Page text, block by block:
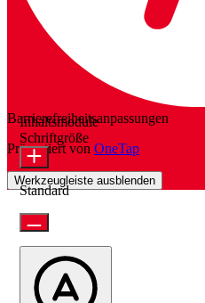
Barrierefreiheitsanpassungen
Präsentiert von OneTap
Werkzeugleiste ausblenden
Inhaltsmodule
Schriftgröße
Standard